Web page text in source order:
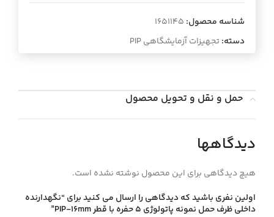
شناسه محصول: 1651145
دسته:تجهیزات آزمایشگاهی PIP
حمل و نقل و تحویل محصول
دیدگاهها
هیچ دیدگاهی برای این محصول نوشته نشده است.
اولین نفری باشید که دیدگاهی را ارسال می کنید برای “نگهدارنده
داخلي ظرف حمل نمونه پاتولوژي 5 حفره با قطر PIP-16mm”